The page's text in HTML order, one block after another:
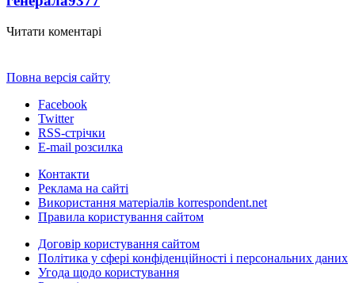
Читати коментарі
Повна версія сайту
Facebook
Twitter
RSS-стрічки
E-mail розсилка
Контакти
Реклама на сайті
Використання матеріалів korrespondent.net
Правила користування сайтом
Договір користування сайтом
Політика у сфері конфіденційності і персональних даних
Угода щодо користування